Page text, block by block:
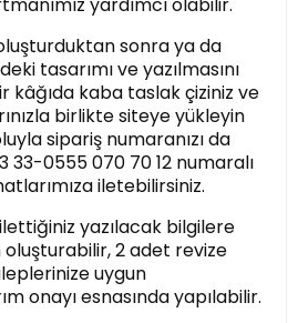
sonra ya da
tasarımı ve yazılmasını
kâğıda kaba taslak çiziniz ve
birlikte siteye yükleyin
sipariş numaranızı da
33-0555 070 70 12 numaralı
iletebilirsiniz.
yazılacak bilgilere
oluşturabilir, 2 adet revize
uygun
onayı esnasında yapılabilir.